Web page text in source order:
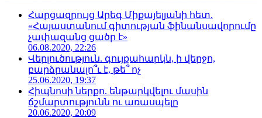
Հարցազրույց Արեգ Միքայելյանի հետ.
«Հայաստանում գիտության ֆինանսավորումը
չափազանց ցածր է»
06.08.2020, 22:26
Վերլուծություն. գույքահարկն, ի վերջո,
բարձրանալո՞ւ է, թե՞ ոչ
25.06.2020, 19:37
Հիպնոսի ներքո. ենթարկվելու մասին
ճշմարտությունն ու առասպելը
20.06.2020, 20:09